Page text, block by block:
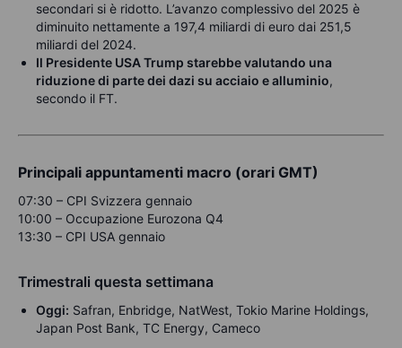
secondari si è ridotto. L’avanzo complessivo del 2025 è
diminuito nettamente a 197,4 miliardi di euro dai 251,5
miliardi del 2024.
Il Presidente USA Trump starebbe valutando una
riduzione di parte dei dazi su acciaio e alluminio,
secondo il FT.
Principali appuntamenti macro (orari GMT)
07:30 – CPI Svizzera gennaio
10:00 – Occupazione Eurozona Q4
13:30 – CPI USA gennaio
Trimestrali questa settimana
Oggi: Safran, Enbridge, NatWest, Tokio Marine Holdings,
Japan Post Bank, TC Energy, Cameco